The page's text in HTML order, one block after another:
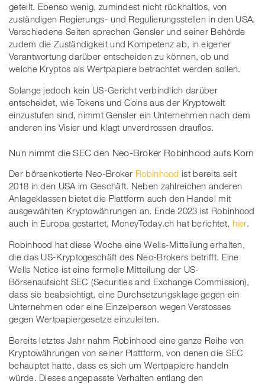
geteilt. Ebenso wenig, zumindest nicht rückhaltlos, von
zuständigen Regierungs- und Regulierungsstellen in den USA.
Verschiedene Seiten sprechen Gensler und seiner Behörde
zudem die Zuständigkeit und Kompetenz ab, in eigener
Verantwortung darüber entscheiden zu können, ob und
welche Kryptos als Wertpapiere betrachtet werden sollen.
Solange jedoch kein US-Gericht verbindlich darüber
entscheidet, wie Tokens und Coins aus der Kryptowelt
einzustufen sind, nimmt Gensler ein Unternehmen nach dem
anderen ins Visier und klagt unverdrossen drauflos.
Nun nimmt die SEC den Neo-Broker Robinhood aufs Korn
Der börsenkotierte Neo-Broker Robinhood ist bereits seit
2018 in den USA im Geschäft. Neben zahlreichen anderen
Anlageklassen bietet die Plattform auch den Handel mit
ausgewählten Kryptowährungen an. Ende 2023 ist Robinhood
auch in Europa gestartet, MoneyToday.ch hat berichtet, hier.
Robinhood hat diese Woche eine Wells-Mitteilung erhalten,
die das US-Kryptogeschäft des Neo-Brokers betrifft. Eine
Wells Notice ist eine formelle Mitteilung der US-
Börsenaufsicht SEC (Securities and Exchange Commission),
dass sie beabsichtigt, eine Durchsetzungsklage gegen ein
Unternehmen oder eine Einzelperson wegen Verstosses
gegen Wertpapiergesetze einzuleiten.
Bereits letztes Jahr nahm Robinhood eine ganze Reihe von
Kryptowährungen von seiner Plattform, von denen die SEC
behauptet hatte, dass es sich um Wertpapiere handeln
würde. Dieses angepasste Verhalten entlang den